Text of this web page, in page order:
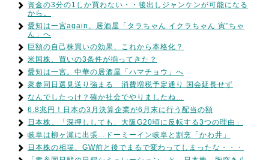
資金の3分の1しか買わない・・後出しジャンケンが可能になる
から。
愛知は一宮again、居酒屋「タラちゃん イクラちゃん 寅”ちゃ
ん」へ
巨額の自己株買いの効果、これから本格化？
米国株、買いの3条件が揃ってきた？
愛知は一宮。中華の居酒屋「ハマチョウ」へ
衆参同日選見送り強まる 消費増税予定通り 国会延長せず
なんでしたっけ？確か社会でやりましたね…
6.8兆円！日本の3月決算企業が6月末に行う配当の額
日本株。「深押ししても、大阪G20頃に反転する3つの理由」
岐阜は柳ヶ瀬に出張…ドーミーイン岐阜と割烹「かわ井」
日本株の相場、GW前と後でまるで変わってしまったな・・・